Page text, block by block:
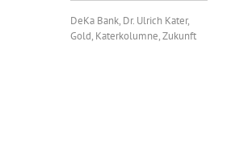
DeKa Bank, Dr. Ulrich Kater,
Gold, Katerkolumne,Zukunft